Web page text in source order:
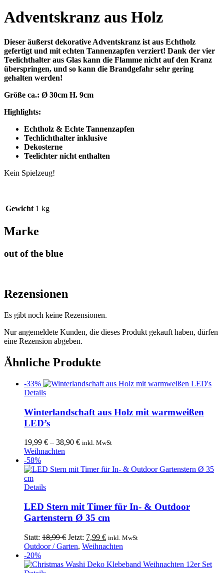
Adventskranz aus Holz
Dieser äußerst dekorative Adventskranz ist aus Echtholz
gefertigt und mit echten Tannenzapfen verziert! Dank der vier
Teelichthalter aus Glas kann die Flamme nicht auf den Kranz
überspringen, und so kann die Brandgefahr sehr gering
gehalten werden!
Größe ca.: Ø 30cm H. 9cm
Highlights:
Echtholz & Echte Tannenzapfen
Techlichthalter inklusive
Dekosterne
Teelichter nicht enthalten
Kein Spielzeug!
Gewicht 1 kg
Marke
out of the blue
Rezensionen
Es gibt noch keine Rezensionen.
Nur angemeldete Kunden, die dieses Produkt gekauft haben, dürfen
eine Rezension abgeben.
Ähnliche Produkte
-33%
DetailsDieses
weist
mehrere
Varianten
Die
Optionen
auf
Produktseite
werden
Winterlandschaft aus Holz mit warmweißen
LED’s
19,99 € – 38,90 € inkl. MwSt
Weihnachten
-58%
Details
LED Stern mit Timer für In- & Outdoor
Gartenstern Ø 35 cm
Statt: 18,99€ Ursprünglicher
Preis
18,99 €
Jetzt: 7,99 €Aktueller
Preis
7,99 €.
inkl. MwSt
Outdoor / Garten, Weihnachten
-20%